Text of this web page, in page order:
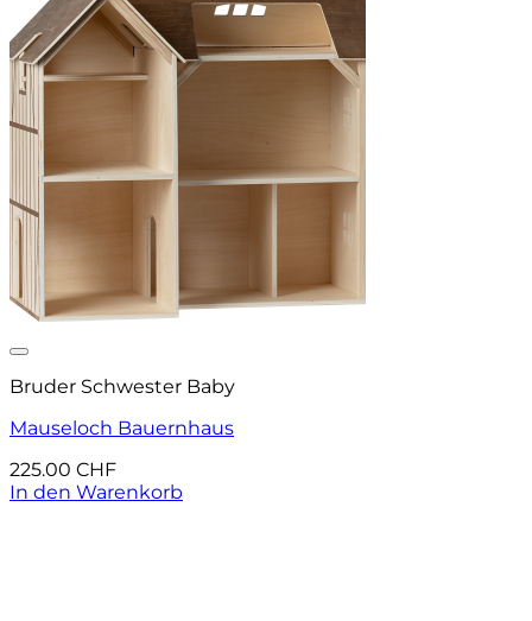
Bruder Schwester Baby
Mauseloch Bauernhaus
225.00 CHF
In den Warenkorb